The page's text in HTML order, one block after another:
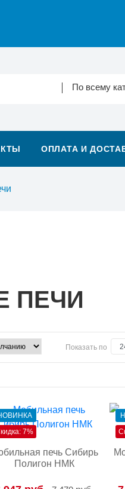
По всему
ОПЛАТА И
ПЕЧИ
Показать по
7%
печь Сибирь
Полигон НМК